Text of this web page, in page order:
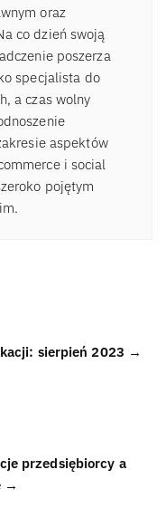
oraz
co dzień swoją
poszerza
specjalista do
a czas wolny
aspektów
i social
pojętym
sierpień 2023 →
przedsiębiorcy a
→